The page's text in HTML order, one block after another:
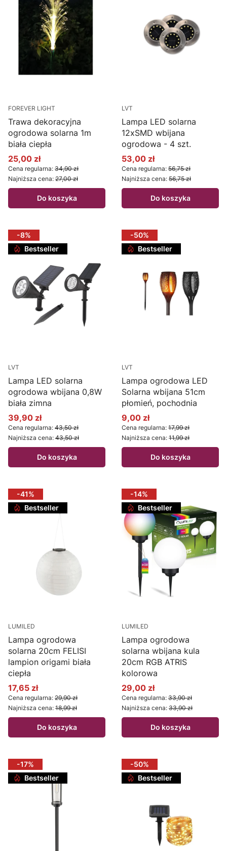
FOREVER LIGHT
Trawa dekoracyjna
ogrodowa solarna 1m
biała ciepła
Cena promocyjna
25,00 zł
Cena regularna: 34,90 zł
Najniższa cena: 27,00 zł
Do koszyka
LVT
Lampa LED solarna
12xSMD wbijana
ogrodowa - 4 szt.
Cena promocyjna
53,00 zł
Cena regularna: 56,75 zł
Najniższa cena: 56,75 zł
Do koszyka
-8%
Bestseller
LVT
Lampa LED solarna
ogrodowa wbijana 0,8W
biała zimna
Cena promocyjna
39,90 zł
Cena regularna: 43,50 zł
Najniższa cena: 43,50 zł
Do koszyka
-50%
Bestseller
LVT
Lampa ogrodowa LED
Solarna wbijana 51cm
płomień, pochodnia
Cena promocyjna
9,00 zł
Cena regularna: 17,99 zł
Najniższa cena: 11,99 zł
Do koszyka
-41%
Bestseller
LUMILED
Lampa ogrodowa
solarna 20cm FELISI
lampion origami biała
ciepła
Cena promocyjna
17,65 zł
Cena regularna: 29,90 zł
Najniższa cena: 18,99 zł
Do koszyka
-14%
Bestseller
LUMILED
Lampa ogrodowa
solarna wbijana kula
20cm RGB ATRIS
kolorowa
Cena promocyjna
29,00 zł
Cena regularna: 33,90 zł
Najniższa cena: 33,90 zł
Do koszyka
-17%
Bestseller
-50%
Bestseller